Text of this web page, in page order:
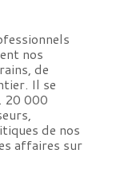
nos
de
Il se
20 000
de nos
affaires sur